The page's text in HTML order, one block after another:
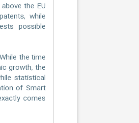
the EU
while
possible
the time
growth, the
statistical
of Smart
comes